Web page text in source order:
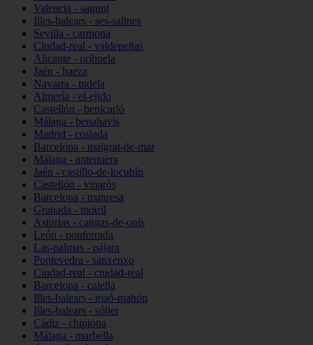
Valencia - sagunt
Illes-balears - ses-salines
Sevilla - carmona
Ciudad-real - valdepeñas
Alicante - orihuela
Jaén - baeza
Navarra - tudela
Almería - el-ejido
Castellón - benicarló
Málaga - benahavís
Madrid - coslada
Barcelona - malgrat-de-mar
Málaga - antequera
Jaén - castillo-de-locubín
Castellón - vinaròs
Barcelona - manresa
Granada - motril
Asturias - cangas-de-onís
León - ponferrada
Las-palmas - pájara
Pontevedra - sanxenxo
Ciudad-real - ciudad-real
Barcelona - calella
Illes-balears - maó-mahón
Illes-balears - sóller
Cádiz - chipiona
Málaga - marbella